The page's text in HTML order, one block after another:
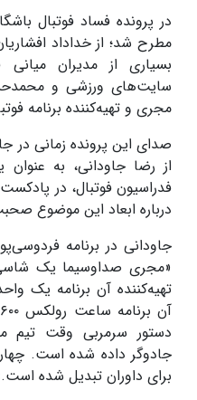
در پرونده فساد فوتبال
مطرح شد؛ از خداداد
بسیاری از مدیران میانی
سایت‌های ورزشی و
مجری و تهیه‌کننده برنامه
صدای این پرونده زمانی در
از رضا جاودانی، به
درباره ابعاد این موضوع
جاودانی در برنامه
«مجری صداوسیما یک
تهیه‌کننده آن برنامه یک
دستور سرمربی وقت تیم
جادوگر داده شده است.
برای داوران تبدیل شده